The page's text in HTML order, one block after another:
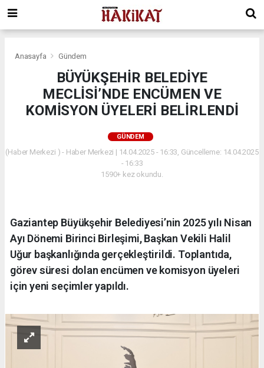
Anasayfa Gündem
BÜYÜKŞEHİR BELEDİYE
MECLİSİ’NDE ENCÜMEN VE
KOMİSYON ÜYELERİ BELİRLENDİ
GÜNDEM
(Haber Merkezi ) - Haber Merkezi | 14.04.2025 - 16:33, Güncelleme: 14.04.2025
- 16:33
1590+ kez okundu.
Gaziantep Büyükşehir Belediyesi’nin 2025 yılı Nisan
Ayı Dönemi Birinci Birleşimi, Başkan Vekili Halil
Uğur başkanlığında gerçekleştirildi. Toplantıda,
görev süresi dolan encümen ve komisyon üyeleri
için yeni seçimler yapıldı.